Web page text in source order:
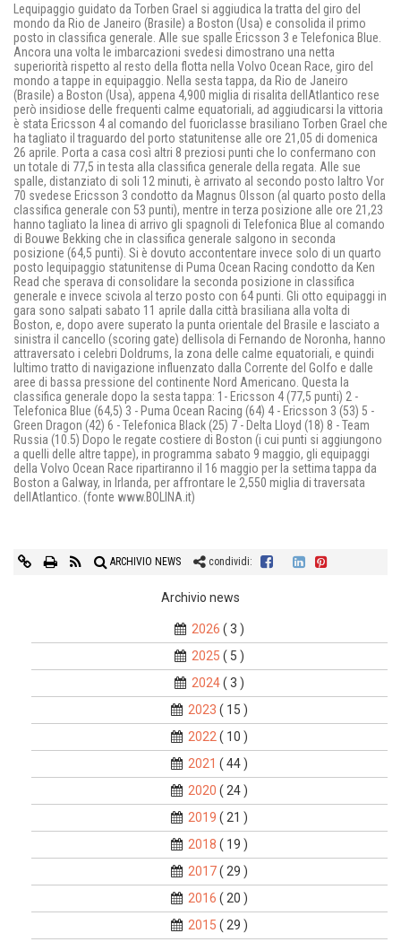
Lequipaggio guidato da Torben Grael si aggiudica la tratta del giro del
mondo da Rio de Janeiro (Brasile) a Boston (Usa) e consolida il primo
posto in classifica generale. Alle sue spalle Ericsson 3 e Telefonica Blue.
Ancora una volta le imbarcazioni svedesi dimostrano una netta
superiorità rispetto al resto della flotta nella Volvo Ocean Race, giro del
mondo a tappe in equipaggio. Nella sesta tappa, da Rio de Janeiro
(Brasile) a Boston (Usa), appena 4,900 miglia di risalita dellAtlantico rese
però insidiose delle frequenti calme equatoriali, ad aggiudicarsi la vittoria
è stata Ericsson 4 al comando del fuoriclasse brasiliano Torben Grael che
ha tagliato il traguardo del porto statunitense alle ore 21,05 di domenica
26 aprile. Porta a casa così altri 8 preziosi punti che lo confermano con
un totale di 77,5 in testa alla classifica generale della regata. Alle sue
spalle, distanziato di soli 12 minuti, è arrivato al secondo posto laltro Vor
70 svedese Ericsson 3 condotto da Magnus Olsson (al quarto posto della
classifica generale con 53 punti), mentre in terza posizione alle ore 21,23
hanno tagliato la linea di arrivo gli spagnoli di Telefonica Blue al comando
di Bouwe Bekking che in classifica generale salgono in seconda
posizione (64,5 punti). Si è dovuto accontentare invece solo di un quarto
posto lequipaggio statunitense di Puma Ocean Racing condotto da Ken
Read che sperava di consolidare la seconda posizione in classifica
generale e invece scivola al terzo posto con 64 punti. Gli otto equipaggi in
gara sono salpati sabato 11 aprile dalla città brasiliana alla volta di
Boston, e, dopo avere superato la punta orientale del Brasile e lasciato a
sinistra il cancello (scoring gate) dellisola di Fernando de Noronha, hanno
attraversato i celebri Doldrums, la zona delle calme equatoriali, e quindi
lultimo tratto di navigazione influenzato dalla Corrente del Golfo e dalle
aree di bassa pressione del continente Nord Americano. Questa la
classifica generale dopo la sesta tappa: 1- Ericsson 4 (77,5 punti) 2 -
Telefonica Blue (64,5) 3 - Puma Ocean Racing (64) 4 - Ericsson 3 (53) 5 -
Green Dragon (42) 6 - Telefonica Black (25) 7 - Delta Lloyd (18) 8 - Team
Russia (10.5) Dopo le regate costiere di Boston (i cui punti si aggiungono
a quelli delle altre tappe), in programma sabato 9 maggio, gli equipaggi
della Volvo Ocean Race ripartiranno il 16 maggio per la settima tappa da
Boston a Galway, in Irlanda, per affrontare le 2,550 miglia di traversata
dellAtlantico. (fonte www.BOLINA.it)
ARCHIVIO NEWS condividi:
Archivio news
2026 ( 3 )
2025 ( 5 )
2024( 3 )
2023 ( 15 )
2022 ( 10 )
2021 ( 44 )
2020 ( 24 )
2019 ( 21 )
2018 ( 19 )
2017( 29 )
2016 ( 20 )
2015 ( 29 )